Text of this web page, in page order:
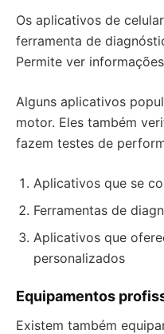
Os aplicativos de
ferramenta de
Permite ver
Alguns aplicativos
motor. Eles também
fazem testes de
Aplicativos que se
Ferramentas de
Aplicativos que
personalizados
Equipamentos
Existem também